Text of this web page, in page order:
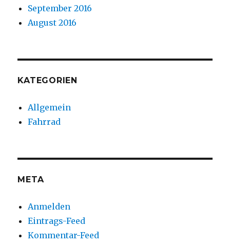
September 2016
August 2016
KATEGORIEN
Allgemein
Fahrrad
META
Anmelden
Eintrags-Feed
Kommentar-Feed